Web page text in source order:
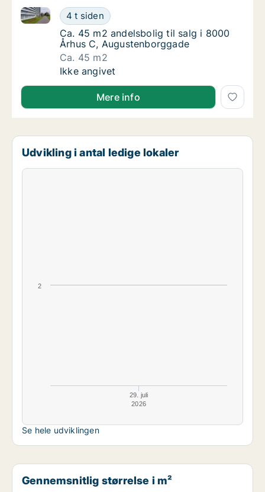
Ca. 45 m2 andelsbolig til salg i 8000 Århus
4 t siden
Ca. 45 m2 andelsbolig til salg i 8000 Århus C,
Ca. 45 m2 andelsbolig til salg i 8000 Århus
Ca. 45 m2 andelsbolig til salg i 8000
Århus C, Augustenborggade
Ca. 45 m2
Ca. 45 m2 andelsbolig til salg i 8000 Århus
Ikke angivet
Mere info
Udvikling i antal ledige lokaler
29. juli
2026
2
Se hele udviklingen
Gennemsnitlig størrelse i m²